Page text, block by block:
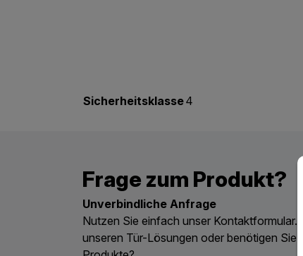
Sicherheitsklasse4
Frage zum Produkt?
Unverbindliche Anfrage
Nutzen Sie einfach unser Kontaktformular.
unseren Tür-Lösungen oder benötigen Sie